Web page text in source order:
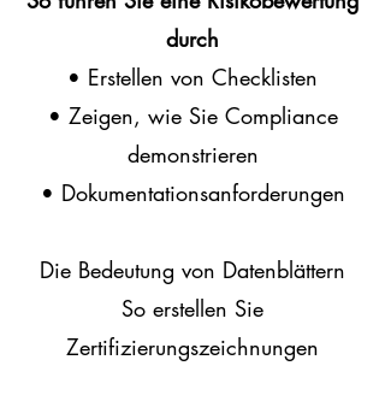
durch
• Erstellen von Checklisten
• Zeigen, wie Sie Compliance
demonstrieren
• Dokumentationsanforderungen
Die Bedeutung von Datenblättern
So erstellen Sie
Zertifizierungszeichnungen